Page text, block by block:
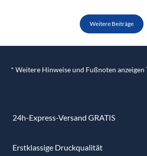
Weitere Beiträge
* Weitere Hinweise und Fußnoten anzeigen
24h-Express-Versand GRATIS
Erstklassige Druckqualität